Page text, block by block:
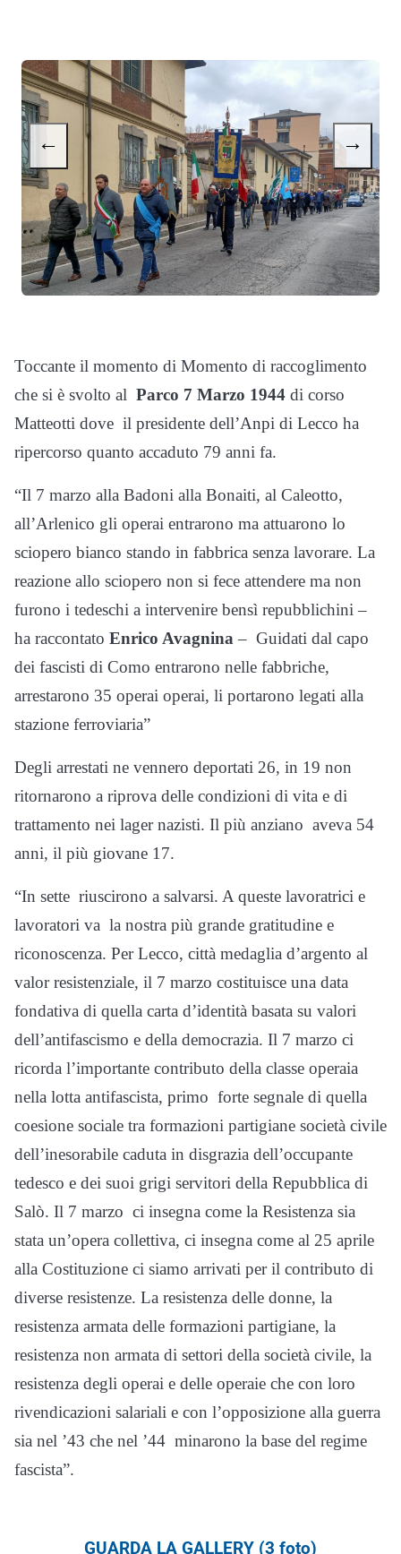
← →
Toccante il momento di Momento di raccoglimento
che si è svolto al Parco 7 Marzo 1944 di corso
Matteotti dove il presidente dell’Anpi di Lecco ha
ripercorso quanto accaduto 79 anni fa.
“Il 7 marzo alla Badoni alla Bonaiti, al Caleotto,
all’Arlenico gli operai entrarono ma attuarono lo
sciopero bianco stando in fabbrica senza lavorare. La
reazione allo sciopero non si fece attendere ma non
furono i tedeschi a intervenire bensì repubblichini –
ha raccontato Enrico Avagnina – Guidati dal capo
dei fascisti di Como entrarono nelle fabbriche,
arrestarono 35 operai operai, li portarono legati alla
stazione ferroviaria”
Degli arrestati ne vennero deportati 26, in 19 non
ritornarono a riprova delle condizioni di vita e di
trattamento nei lager nazisti. Il più anziano aveva 54
anni, il più giovane 17.
“In sette riuscirono a salvarsi. A queste lavoratrici e
lavoratori va la nostra più grande gratitudine e
riconoscenza. Per Lecco, città medaglia d’argento al
valor resistenziale, il 7 marzo costituisce una data
fondativa di quella carta d’identità basata su valori
dell’antifascismo e della democrazia. Il 7 marzo ci
ricorda l’importante contributo della classe operaia
nella lotta antifascista, primo forte segnale di quella
coesione sociale tra formazioni partigiane società civile
dell’inesorabile caduta in disgrazia dell’occupante
tedesco e dei suoi grigi servitori della Repubblica di
Salò. Il 7 marzo ci insegna come la Resistenza sia
stata un’opera collettiva, ci insegna come al 25 aprile
alla Costituzione ci siamo arrivati per il contributo di
diverse resistenze. La resistenza delle donne, la
resistenza armata delle formazioni partigiane, la
resistenza non armata di settori della società civile, la
resistenza degli operai e delle operaie che con loro
rivendicazioni salariali e con l’opposizione alla guerra
sia nel ’43 che nel ’44 minarono la base del regime
fascista”.
GUARDA LA GALLERY (3 foto)